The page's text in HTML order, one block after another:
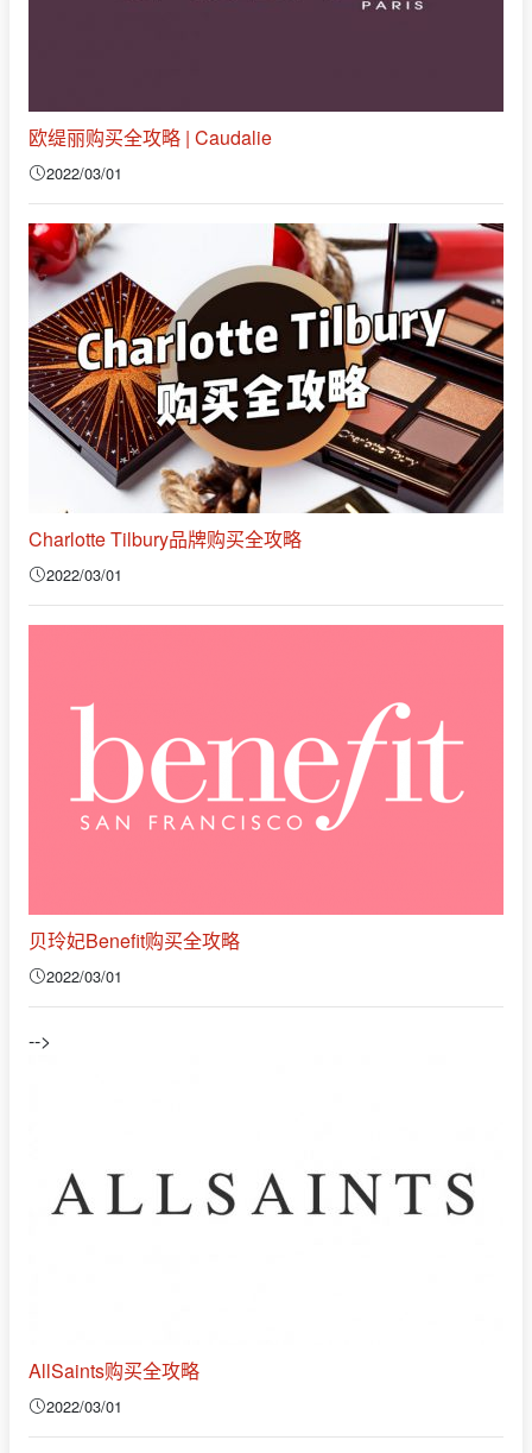
欧缇丽购买全攻略 | Caudalie
2022/03/01
Charlotte Tilbury品牌购买全攻略
2022/03/01
贝玲妃Benefit购买全攻略
2022/03/01
-->
AllSaints购买全攻略
2022/03/01